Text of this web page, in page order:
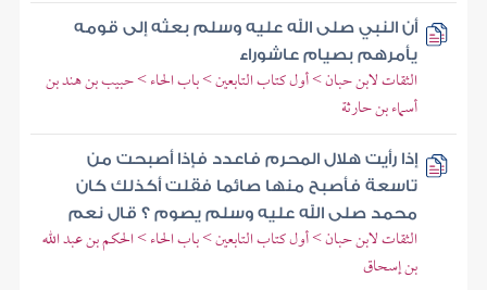
أن النبي صلى الله عليه وسلم بعثه إلى قومه
يأمرهم بصيام عاشوراء
الثقات لابن حبان > أول كتاب التابعين > باب الحاء > حبيب بن هند بن
أسماء بن حارثة
إذا رأيت هلال المحرم فاعدد فإذا أصبحت من
تاسعة فأصبح منها صائما فقلت أكذلك كان
محمد صلى الله عليه وسلم يصوم ؟ قال نعم
الثقات لابن حبان > أول كتاب التابعين > باب الحاء > الحكم بن عبد الله
بن إسحاق